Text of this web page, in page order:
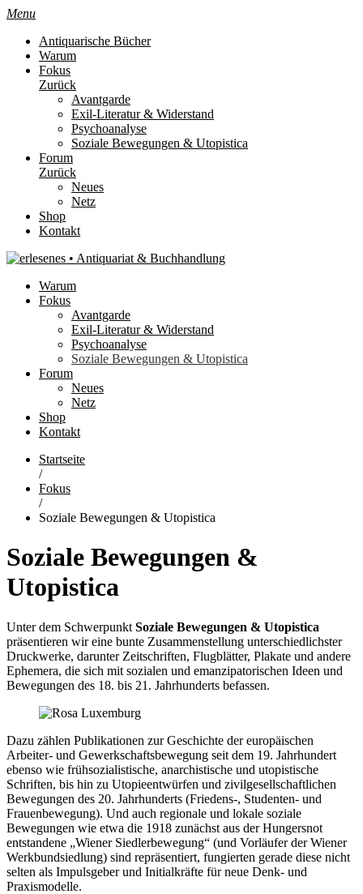
Menu
Antiquarische Bücher
Warum
Fokus
Zurück
Avantgarde
Exil-Literatur & Widerstand
Psychoanalyse
Soziale Bewegungen & Utopistica
Forum
Zurück
Neues
Netz
Shop
Kontakt
Warum
Fokus
Avantgarde
Exil-Literatur & Widerstand
Psychoanalyse
Soziale Bewegungen & Utopistica
Forum
Neues
Netz
Shop
Kontakt
Startseite
/
Fokus
/
Soziale Bewegungen & Utopistica
Soziale Bewegungen &
Utopistica
Unter dem Schwerpunkt Soziale Bewegungen & Utopistica
präsentieren wir eine bunte Zusammenstellung unterschiedlichster
Druckwerke, darunter Zeitschriften, Flugblätter, Plakate und andere
Ephemera, die sich mit sozialen und emanzipatorischen Ideen und
Bewegungen des 18. bis 21. Jahrhunderts befassen.
Dazu zählen Publikationen zur Geschichte der europäischen
Arbeiter- und Gewerkschaftsbewegung seit dem 19. Jahrhundert
ebenso wie frühsozialistische, anarchistische und utopistische
Schriften, bis hin zu Utopieentwürfen und zivilgesellschaftlichen
Bewegungen des 20. Jahrhunderts (Friedens-, Studenten- und
Frauenbewegung). Und auch regionale und lokale soziale
Bewegungen wie etwa die 1918 zunächst aus der Hungersnot
entstandene „Wiener Siedlerbewegung“ (und Vorläufer der Wiener
Werkbundsiedlung) sind repräsentiert, fungierten gerade diese nicht
selten als Impulsgeber und Initialkräfte für neue Denk- und
Praxismodelle.